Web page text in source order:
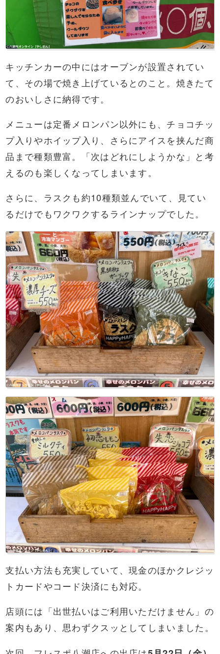
キッチンカーの中にはオーブンが設置されてい
て、その場で焼き上げているとのこと。焼きたて
のおいしさに納得です。
メニューは定番メロンパン以外にも、チョコチッ
プ入りやホイップ入り、さらにアイスを挟んだ商
品まで種類豊富。「次はどれにしようかな」と考
えるのも楽しくなってしまいます。
さらに、ラスクも約10種類並んでいて、見てい
るだけでもワクワクするラインナップでした。
支払い方法も充実していて、現金のほかクレジッ
トカードやコード決済にも対応。
店頭には「出世払いはご利用いただけません」の
案内もあり、思わずクスッとしてしまいました。